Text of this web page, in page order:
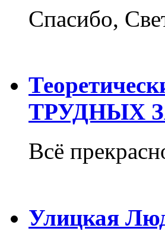
Спасибо,
ТРУДНЫХ
Всё
Улицкая